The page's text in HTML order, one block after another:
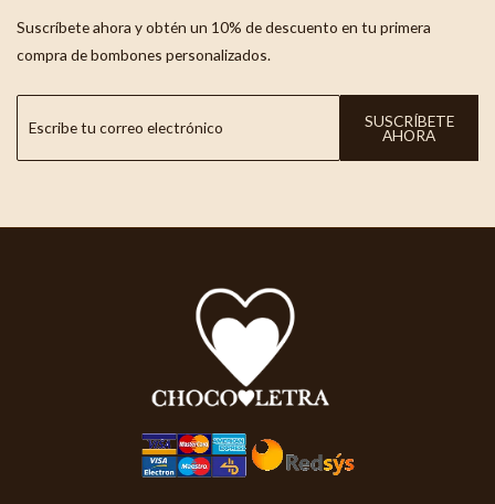
Suscríbete ahora y obtén un 10% de descuento en tu primera
compra de bombones personalizados.
SUSCRÍBETE
AHORA